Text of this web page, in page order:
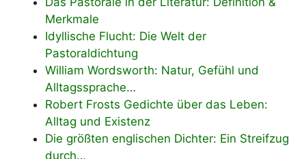
Merkmale
Idyllische Flucht: Die Welt der
Pastoraldichtung
William Wordsworth: Natur, Gefühl und
Alltagssprache…
Robert Frosts Gedichte über das Leben:
Alltag und Existenz
Die größten englischen Dichter: Ein Streifzug
durch…